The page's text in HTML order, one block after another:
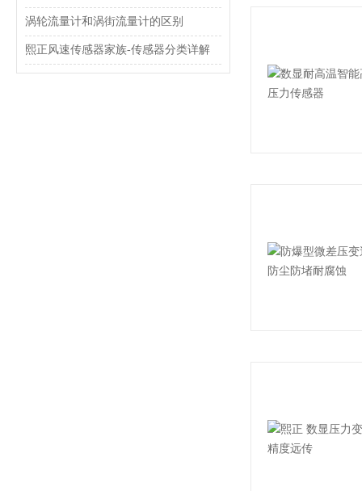
涡轮流量计和涡街流量计的区别
熙正风速传感器家族-传感器分类详解